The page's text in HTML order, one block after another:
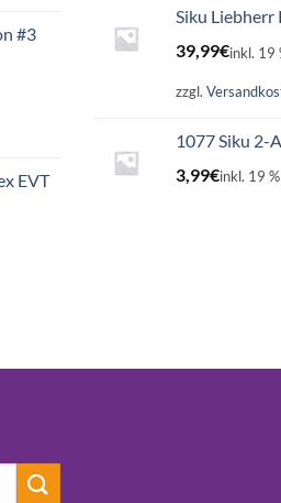
#3
EVT
Siku Liebherr
39,99€inkl. 19
zzgl.
1077 Siku 2-
3,99€inkl. 19